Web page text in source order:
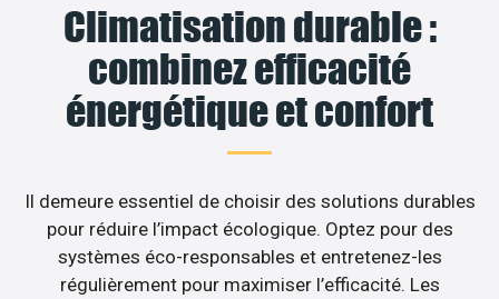
Climatisation durable :
combinez efficacité
énergétique et confort
Il demeure essentiel de choisir des solutions durables
pour réduire l’impact écologique. Optez pour des
systèmes éco-responsables et entretenez-les
régulièrement pour maximiser l’efficacité. Les